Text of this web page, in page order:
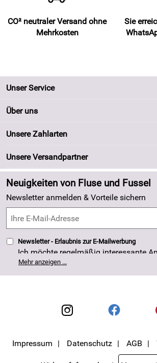
CO² neutraler Versand ohne
Mehrkosten
Sie
Unser Service
Kontakt
Kundeninformationen
Newsletter
Zahlung und Versand
Kundenlogin
Über uns
Unsere Bestseller
Neu
Angebote
Made in Germany
4,8/5*****
Unsere Zahlarten
Unsere Versandpartner
Neuigkeiten von Fluse und Fussel
Newsletter anmelden & Vorteile sichern
Newsletter - Erlaubnis zur E-Mailwerbung
Ich möchte regelmäßig interessante
erhalten. Meine E-Mail-Adresse wird nicht an andere
Unternehmen weitergegeben. Die
Nutzung meiner E-Mail- Adresse für
Mehr anzeigen ...
Impressum Datenschutz AGB